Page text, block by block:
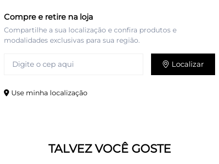
Compre e retire na loja
Compartilhe a sua localização e confira produtos e
modalidades exclusivas para sua região.
Localizar
Use minha localização
TALVEZ VOCÊ GOSTE